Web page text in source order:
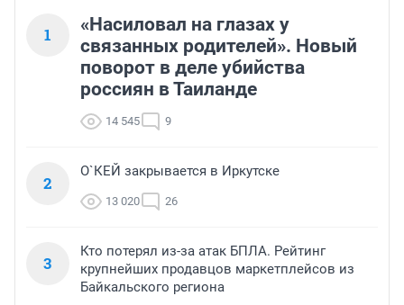
1
«Насиловал на глазах у
связанных родителей». Новый
поворот в деле убийства
россиян в Таиланде
14 545 9
2
О`КЕЙ закрывается в Иркутске
13 020 26
3
Кто потерял из-за атак БПЛА. Рейтинг
крупнейших продавцов маркетплейсов из
Байкальского региона